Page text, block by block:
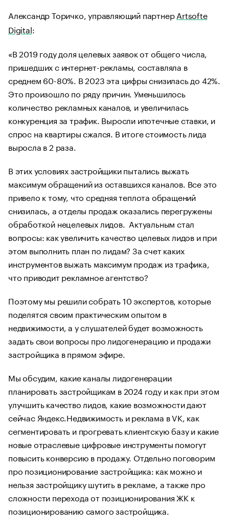
Александр Торичко, управляющий партнерArtsofte
Digital:
«В 2019 году доля целевых заявок от общего числа,
пришедших с интернет-рекламы, составляла в
среднем 60-80%. В 2023 эта цифры снизилась до 42%.
Это произошло по ряду причин. Уменьшилось
количество рекламных каналов, и увеличилась
конкуренция за трафик. Выросли ипотечные ставки, и
спрос на квартиры сжался. В итоге стоимость лида
выросла в 2 раза.
В этих условиях застройщики пытались выжать
максимум обращений из оставшихся каналов. Все это
привело к тому, что средняя теплота обращений
снизилась, а отделы продаж оказались перегружены
обработкой нецелевых лидов. Актуальным стал
вопросы: как увеличить качество целевых лидов и при
этом выполнить план по лидам? За счет каких
инструментов выжать максимум продаж из трафика,
что приводит рекламное агентство?
Поэтому мы решили собрать 10 экспертов, которые
поделятся своим практическим опытом в
недвижимости, а у слушателей будет возможность
задать свои вопросы про лидогенерацию и продажи
застройщика в прямом эфире.
Мы обсудим, какие каналы лидогенерации
планировать застройщикам в 2024 году и как при этом
улучшить качество лидов, какие возможности дают
сейчас Яндекс.Недвижимость и реклама в VK, как
сегментировать и прогревать клиентскую базу и какие
новые отраслевые цифровые инструменты помогут
повысить конверсию в продажу. Отдельно поговорим
про позиционирование застройщика: как можно и
нельзя застройщику шутить в рекламе, а также про
сложности перехода от позиционирования ЖК к
позиционированию самого застройщика.